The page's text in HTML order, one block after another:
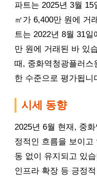
파트는 2025년 3월
㎡가 6,400만 원에 거
트는 2022년 8월 31
만 원에 거래된 바 있
때, 중화역청광플러
한 수준으로 평가됩니
시세 동향
2025년 6월 현재, 중
정적인 흐름을 보이고
동 없이 유지되고 있
인프라 확장 등 긍정